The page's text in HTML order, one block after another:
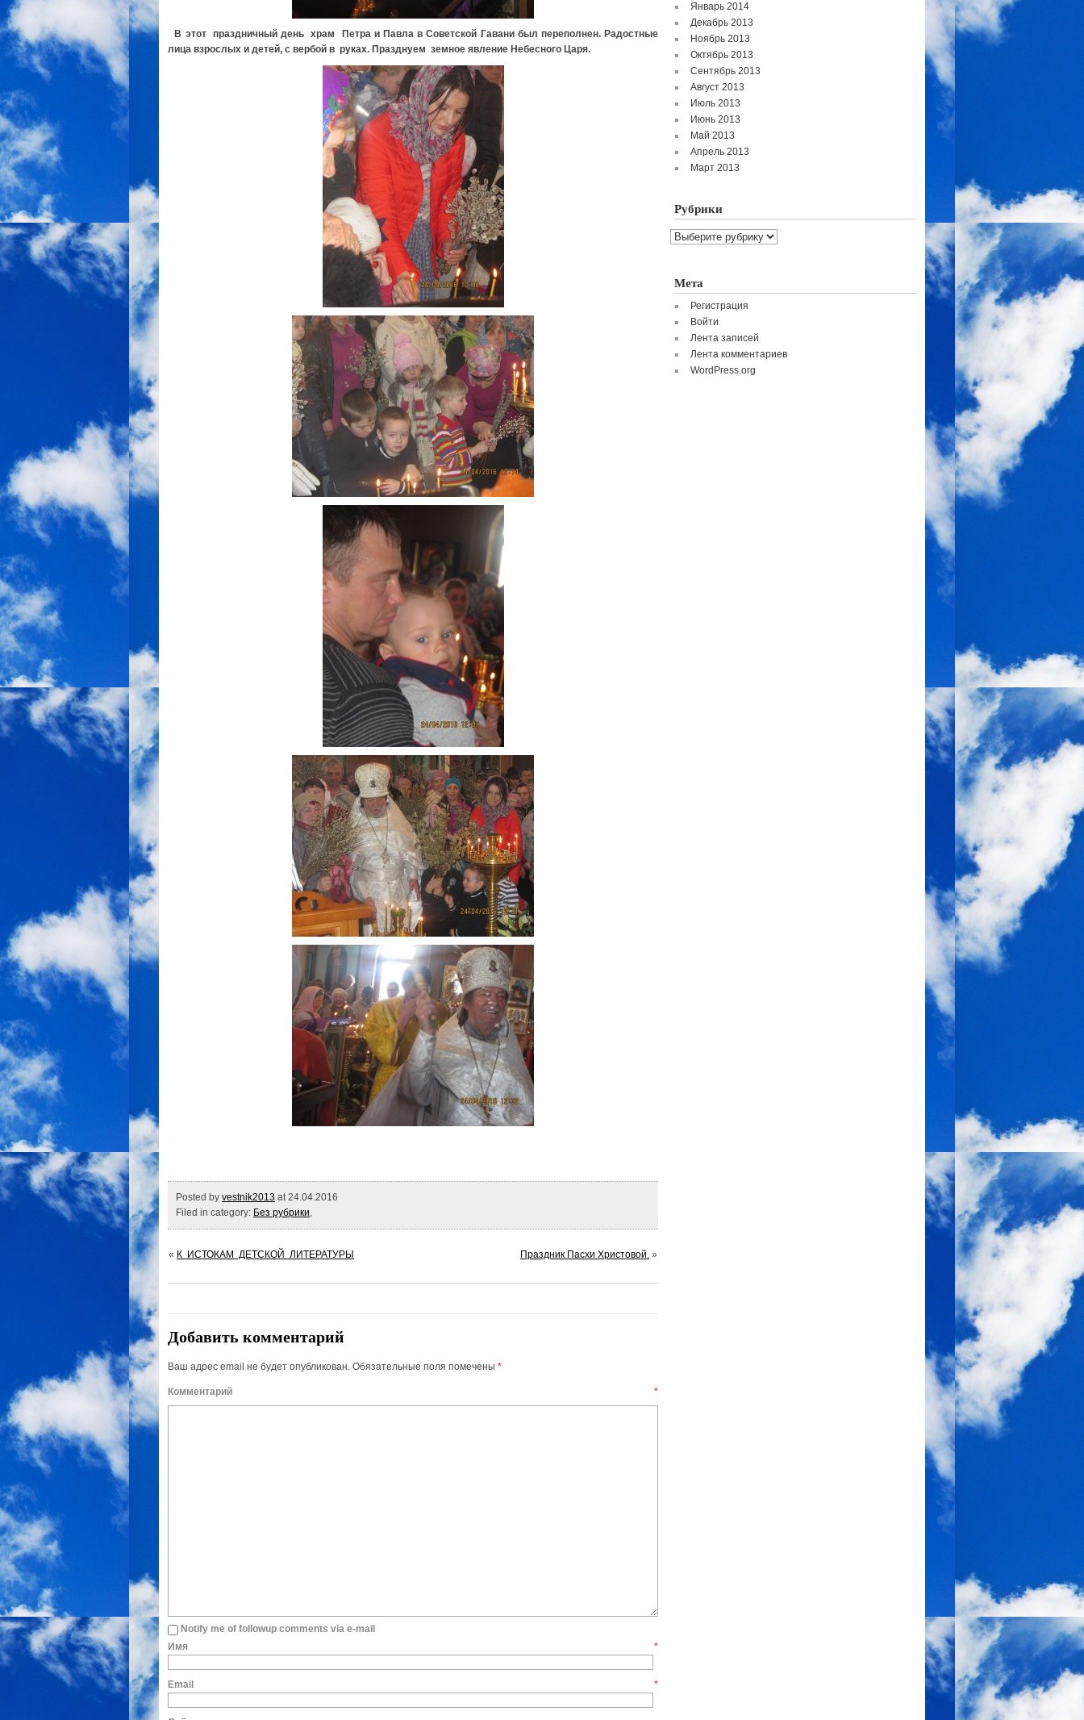
В этот праздничный день храм Петра и Павла в Советской Гавани был переполнен. Радостные
лица взрослых и детей, с вербой в руках. Празднуем земное явление Небесного Царя.
Posted by vestnik2013 at 24.04.2016
Filed in category: Без рубрики,
« К ИСТОКАМ ДЕТСКОЙ ЛИТЕРАТУРЫ Праздник Пасхи Христовой. »
Добавить комментарий
Ваш адрес email не будет опубликован. Обязательные поля помечены *
Комментарий *
Notify me of followup comments via e-mail
Имя *
Email *
Январь 2014
Декабрь 2013
Ноябрь 2013
Октябрь 2013
Сентябрь 2013
Август 2013
Июль 2013
Июнь 2013
Май 2013
Апрель 2013
Март 2013
Рубрики
Рубрики
Мета
Регистрация
Войти
Лента записей
Лента комментариев
WordPress.org